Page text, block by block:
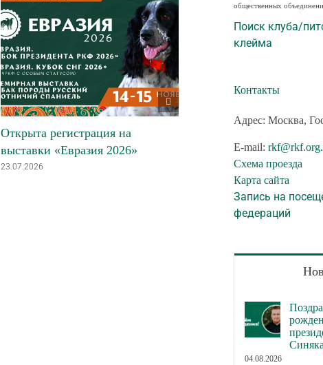
Открыта регистрация на
выставки «Евразия 2026»
23.07.2026
семинары РКФ по
23.07.2026
общественных
Поиск клуба/
клейма
Контакты
Адрес: Москва,
E-mail:
Схема проезда
Карта сайта
Запись на
федераций
04.08.2026